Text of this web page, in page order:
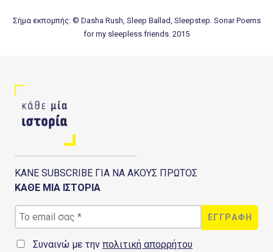
Σήμα εκπομπής: © Dasha Rush, Sleep Ballad, Sleepstep. Sonar Poems
for my sleepless friends. 2015
ΚΑΝΕ SUBSCRIBE ΓΙΑ ΝΑ ΑΚΟΥΣ ΠΡΩΤΟΣ
ΚΑΘΕ ΜΙΑ ΙΣΤΟΡΙΑ
Συναινώ με την πολιτική απορρήτου